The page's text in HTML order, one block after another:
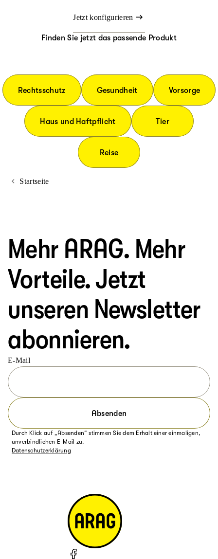
Jetzt konfigurieren
Finden Sie jetzt das passende Produkt
Rechtsschutz Gesundheit Vorsorge
Haus und Haftpflicht Tier
Reise
Startseite
Mehr ARAG. Mehr
Vorteile. Jetzt
unseren Newsletter
abonnieren.
E-Mail
Absenden
Durch Klick auf „Absenden“ stimmen Sie dem Erhalt einer einmaligen,
unverbindlichen E-Mail zu.
Datenschutzerklärung